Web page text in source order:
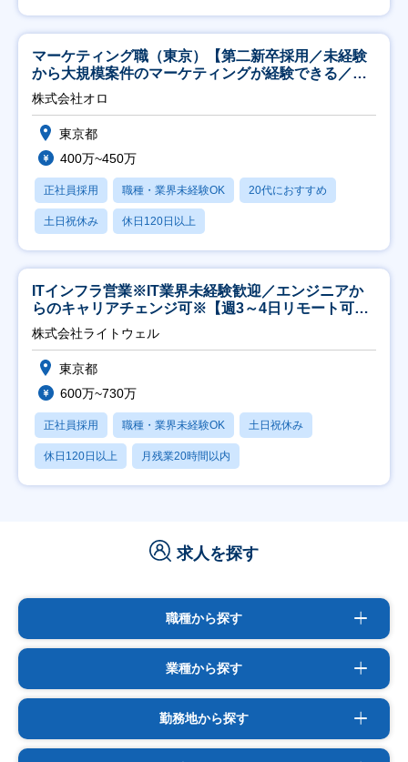
マーケティング職（東京）【第二新卒採用／未経験
から大規模案件のマーケティングが経験できる／研
修充実】
株式会社オロ
東京都
400万~450万
正社員採用 職種・業界未経験OK 20代におすすめ
土日祝休み 休日120日以上
ITインフラ営業※IT業界未経験歓迎／エンジニアか
らのキャリアチェンジ可※【週3～4日リモート可
能】
株式会社ライトウェル
東京都
600万~730万
正社員採用 職種・業界未経験OK 土日祝休み
休日120日以上 月残業20時間以内
求人を探す
職種から探す
業種から探す
勤務地から探す